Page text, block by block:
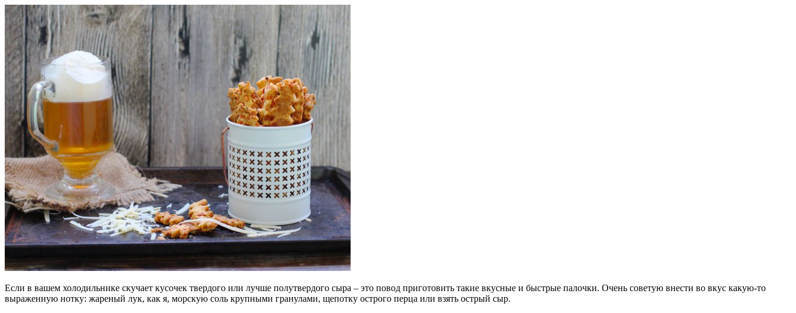
Если в вашем холодильнике скучает кусочек твердого или лучше полутвердого сыра – это повод приготовить такие вкусные и быстрые палочки. Очень советую внести во вкус какую-то
выраженную нотку: жареный лук, как я, морскую соль крупными гранулами, щепотку острого перца или взять острый сыр.